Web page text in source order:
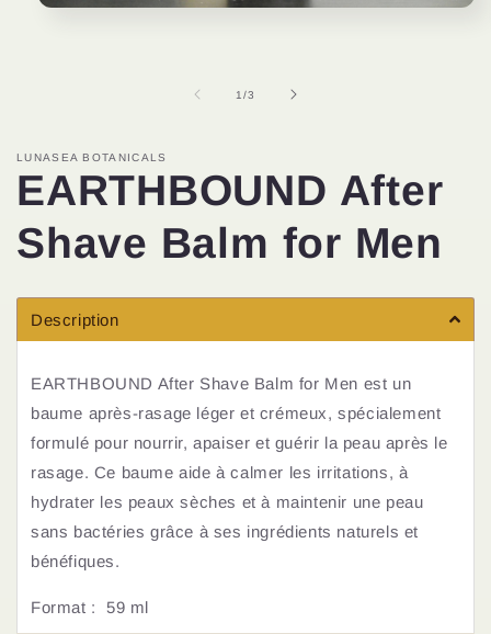
1/de
3
LUNASEA BOTANICALS
EARTHBOUND After
Shave Balm for Men
Description
EARTHBOUND After Shave Balm for Men est un
baume après-rasage léger et crémeux, spécialement
formulé pour nourrir, apaiser et guérir la peau après le
rasage. Ce baume aide à calmer les irritations, à
hydrater les peaux sèches et à maintenir une peau
sans bactéries grâce à ses ingrédients naturels et
bénéfiques.
Format : 59 ml